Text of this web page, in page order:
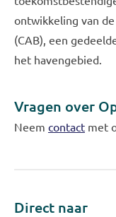
ontwikkeling van
(CAB), een
het havengebied.
Vragen over
Neem contact met
Direct naar